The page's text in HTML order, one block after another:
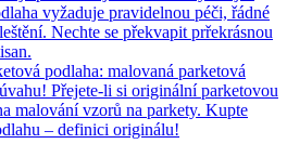
vyžaduje pravidelnou péči, řádné
Nechte se překvapit prřekrásnou
podlaha: malovaná parketová
Přejete-li si originální parketovou
malování vzorů na parkety. Kupte
– definici originálu!